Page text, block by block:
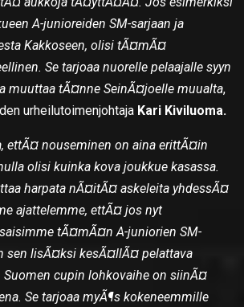
A-junioreiden SM-sarjaan ja
Kakkoseen, olisi tÃ¤mÃ¤
Se tarjoaa nuorelle pelaajalle syyn
muuttaa tÃ¤nne SeinÃ¤joelle muualta,
urheilutoimenjohtaja Kari Kiviluoma.
ettÃ¤ nouseminen on aina erittÃ¤in
olisi kuinka kova joukkue kasassa.
harpata nÃ¤itÃ¤ askeleita yhdessÃ¤
ajattelemme, ettÃ¤ jos nyt
tÃ¤mÃ¤n A-juniorien SM-
sen lisÃ¤ksi kesÃ¤llÃ¤ pelattava
Suomen cupin lohkovaihe on siinÃ¤
Se tarjoaa myÃ¶s kokeneemmille